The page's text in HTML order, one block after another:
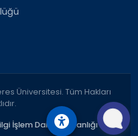
Üniversitesi. Tüm Hakları
İşlem Daire Başkanlığı